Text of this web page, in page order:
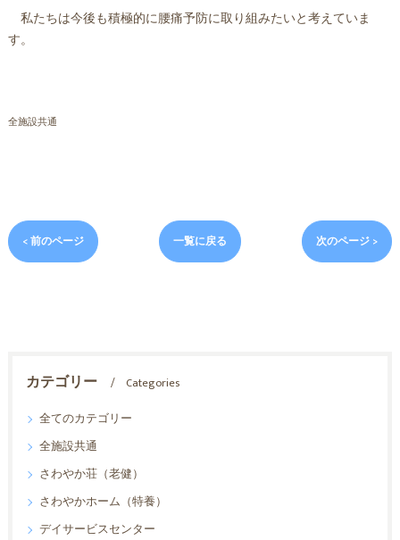
私たちは今後も積極的に腰痛予防に取り組みたいと考えていま
す。
全施設共通
< 前のページ 一覧に戻る 次のページ >
カテゴリー
Categories
全てのカテゴリー
全施設共通
さわやか荘（老健）
さわやかホーム（特養）
デイサービスセンター